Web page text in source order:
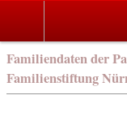
Familiendaten der
Familienstiftung